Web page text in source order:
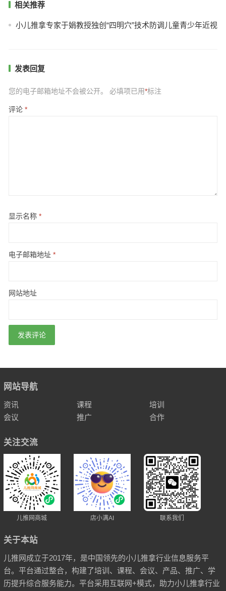
相关推荐
小儿推拿专家于娟教授独创“四明穴”技术防调儿童青少年近视
发表回复
您的电子邮箱地址不会被公开。 必填项已用*标注
评论 *
显示名称 *
电子邮箱地址 *
网站地址
网站导航
资讯 课程
培训
会议
推广 合作
关注交流
儿推网商城 店小满AI 联系我们
关于本站
儿推网成立于2017年，是中国领先的小儿推拿行业信息服务平
台。平台通过整合，构建了培训、课程、会议、产品、推广、学
历提升综合服务能力。平台采用互联网+模式，助力小儿推拿行业